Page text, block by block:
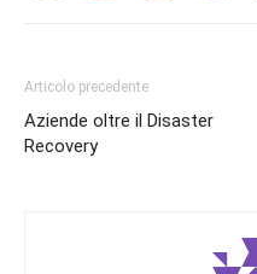
Articolo precedente
Aziende oltre il Disaster
Recovery